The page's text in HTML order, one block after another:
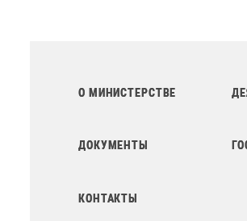
О МИНИСТЕРСТВЕ
ДОКУМЕНТЫ
КОНТАКТЫ